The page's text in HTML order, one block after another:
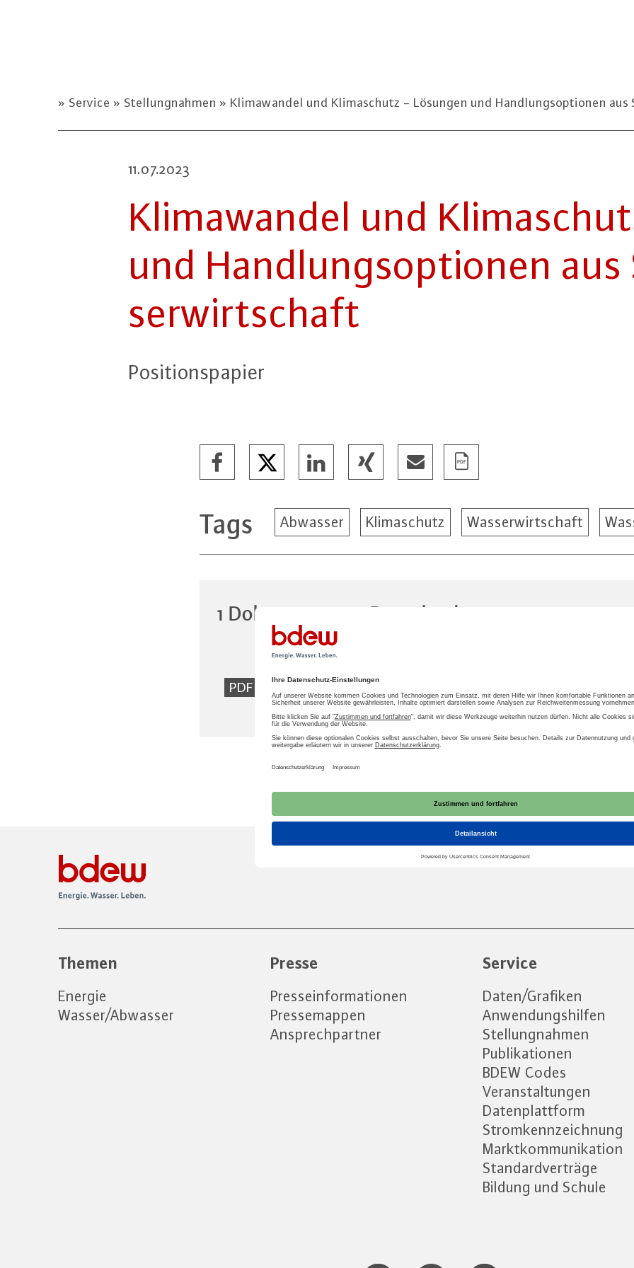
Service Stellungnahmen Klimawandel und Klimaschutz - Lösungen und Handlungsoptionen
11.07.2023
Kli­ma­wan­del und
und Hand­lungs­op­tio­nen
ser­wirt­schaft
Po­si­ti­ons­pa­pier
Tags Abwasser Klimaschutz Wasserwirtschaft
1 Dokument zum Download
PDF
Positionspapier: Klimawandel und Klimaschutz -
Handlungsoptionen aus Sicht der
Themen
Energie
Wasser/Abwasser
Presse
Presseinformationen
Pressemappen
Ansprechpartner
Service
Daten/Grafiken
Anwendungshilfen
Stellungnahmen
Publikationen
BDEW Codes
Veranstaltungen
Datenplattform
Stromkennzeichnung
Marktkommunikation
Standardverträge
Bildung und Schule